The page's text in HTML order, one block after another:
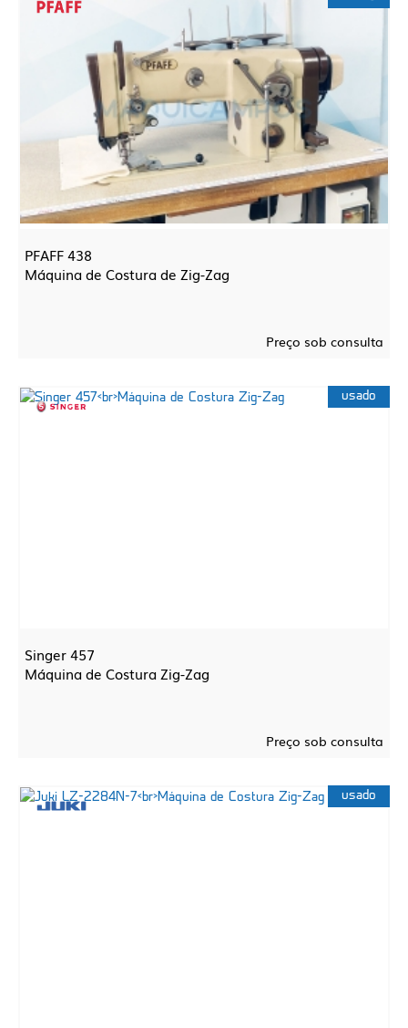
PFAFF 438
Máquina de Costura de Zig-Zag
Preço sob consulta
usado
Singer 457
Máquina de Costura Zig-Zag
Preço sob consulta
usado